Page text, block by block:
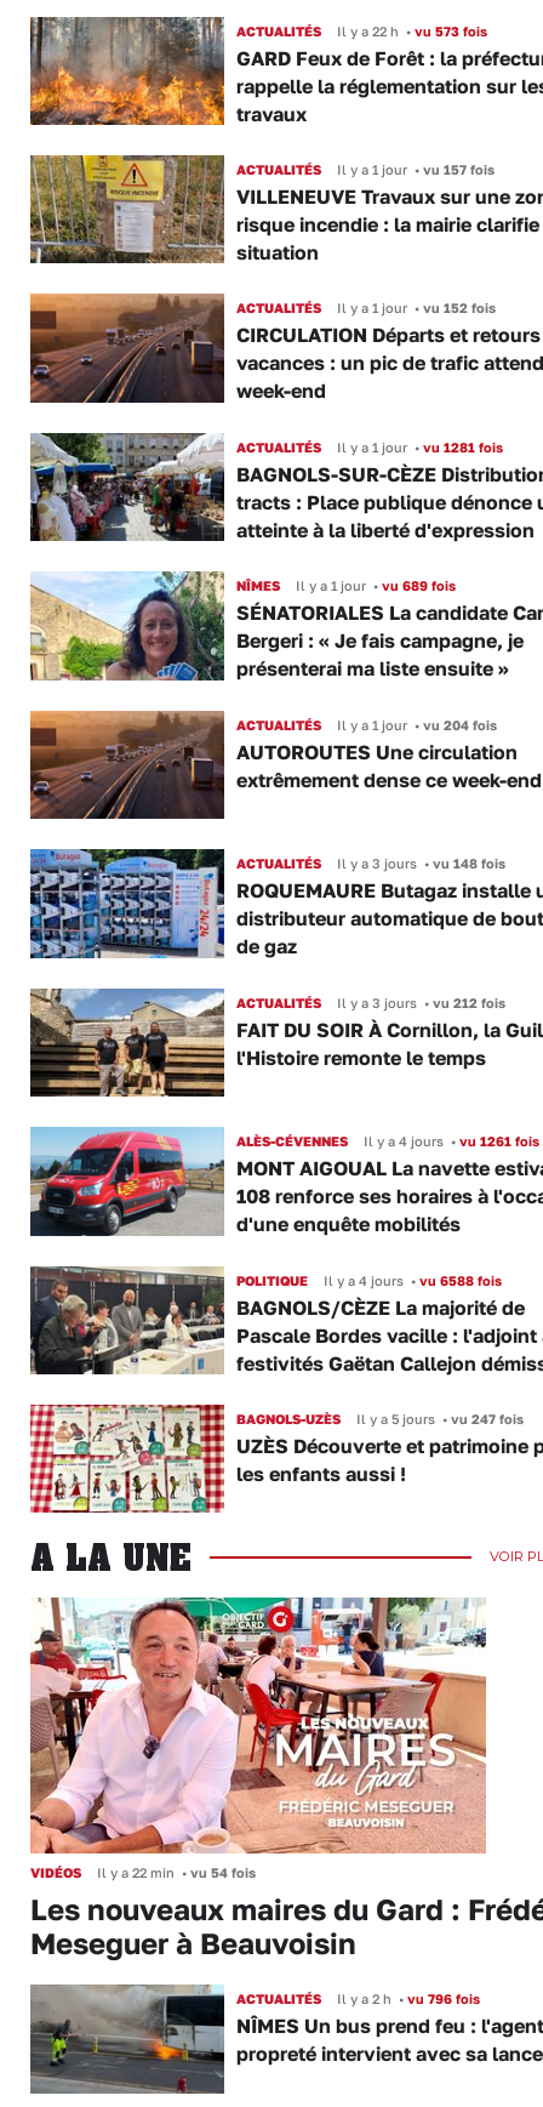
ACTUALITÉS Il y a 22 h •vu 573 fois
GARD Feux de Forêt : la
rappelle la réglementation sur
travaux
ACTUALITÉS Il y a 1 jour •vu 157 fois
VILLENEUVE Travaux sur une
risque incendie : la mairie
situation
ACTUALITÉS Il y a 1 jour •vu 152 fois
CIRCULATION Départs et
vacances : un pic de trafic
week-end
ACTUALITÉS Il y a 1 jour •vu 1281 fois
BAGNOLS-SUR-CÈZE
tracts : Place publique dénonce
atteinte à la liberté d'expression
NÎMES Il y a 1 jour •vu 689 fois
SÉNATORIALES La candidate
Bergeri : « Je fais campagne, je
présenterai ma liste ensuite »
ACTUALITÉS Il y a 1 jour •vu 204 fois
AUTOROUTES Une circulation
extrêmement dense ce week-end
ACTUALITÉS Il y a 3 jours •vu 148 fois
ROQUEMAURE Butagaz installe
distributeur automatique de
de gaz
ACTUALITÉS Il y a 3 jours •vu 212 fois
FAIT DU SOIR À Cornillon, la
l'Histoire remonte le temps
ALÈS-CÉVENNES Il y a 4 jours •vu 1261 fois
MONT AIGOUAL La navette
108 renforce ses horaires à
d'une enquête mobilités
POLITIQUE Il y a 4 jours •vu 6588 fois
BAGNOLS/CÈZE La majorité de
Pascale Bordes vacille : l'adjoint
festivités Gaëtan Callejon
BAGNOLS-UZÈS Il y a 5 jours •vu 247 fois
UZÈS Découverte et patrimoine
les enfants aussi !
A LA UNE VOIR
VIDÉOS Il y a 22 min • vu 54 fois
Les nouveaux maires du Gard :
Meseguer à Beauvoisin
ACTUALITÉS Il y a 2 h •vu 796 fois
NÎMES Un bus prend feu :
propreté intervient avec sa lance